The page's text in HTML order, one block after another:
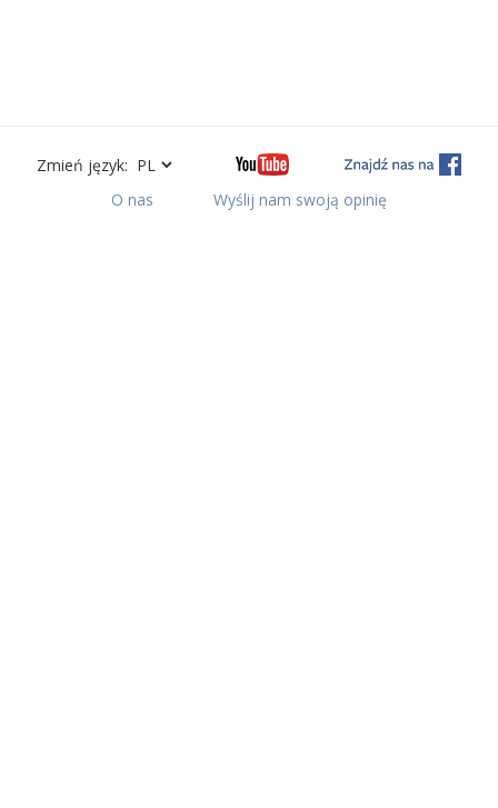
Zmień język:
O nas
Wyślij nam swoją opinię